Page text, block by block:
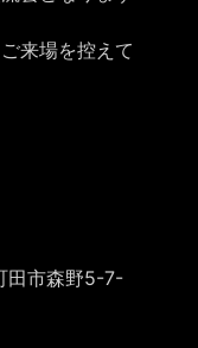
来場を控えて
市森野5-7-